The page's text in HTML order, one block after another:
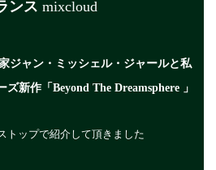
ンス mixcloud
ジャン・ミッシェル・ジャールと私
新作「Beyond The Dreamsphere 」
トップで紹介して頂きました